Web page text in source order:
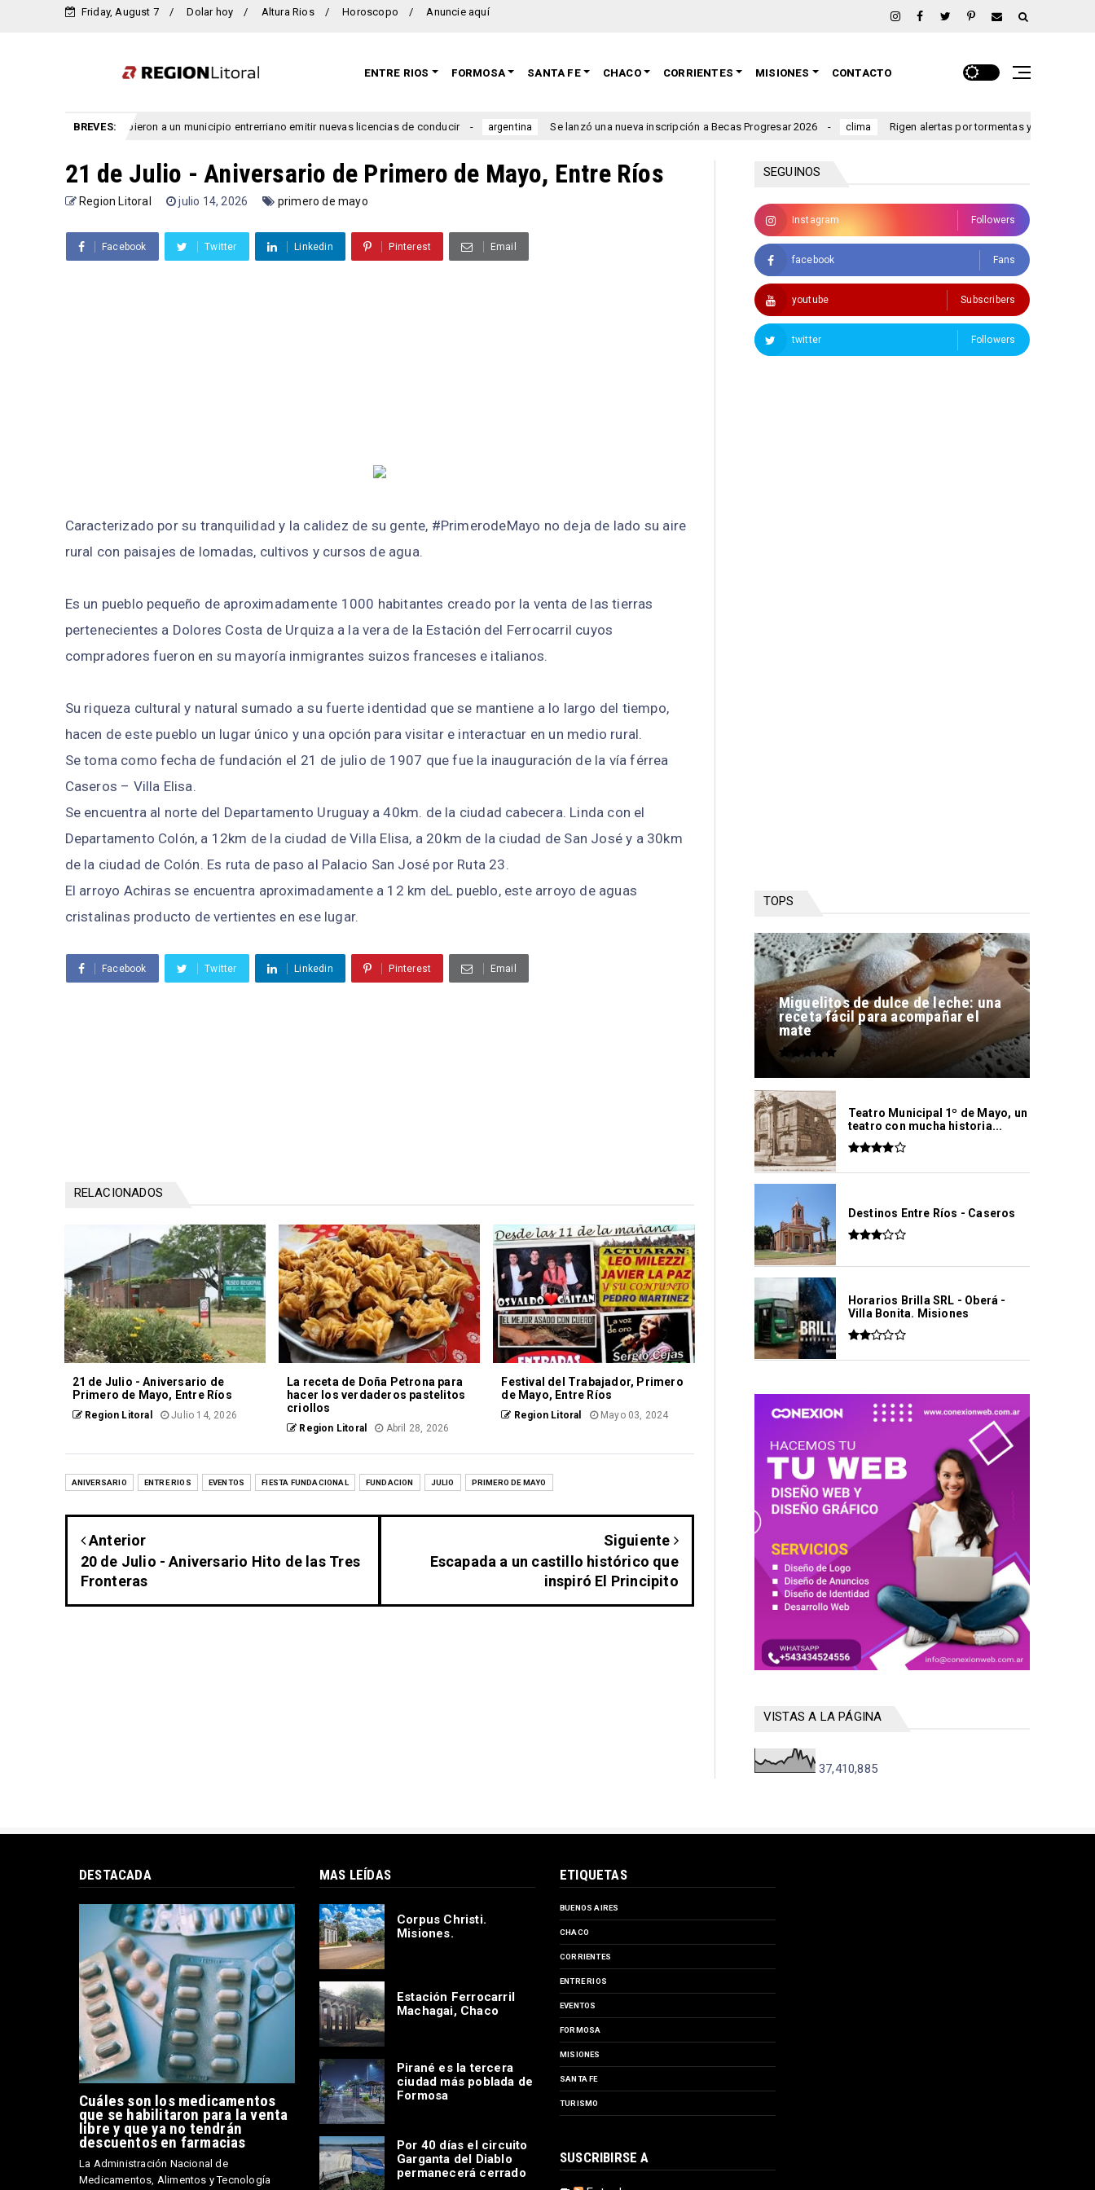
Friday, August 7 Dolar hoy Altura Rios Horoscopo Anuncie aquí
ENTRE RIOS FORMOSA SANTA FE CHACO CORRIENTES MISIONES CONTACTO
BREVES:
Prohibieron a un municipio entrerriano emitir nuevas licencias de conducir argentina Se lanzó una nueva inscripción a Becas Progresar 2026 clima Rigen alertas por tormentas y viento para Entre
21 de Julio - Aniversario de Primero de Mayo, Entre Ríos
Region Litoral julio 14, 2026 primero de mayo
Facebook Twitter Linkedin Pinterest Email
Caracterizado por su tranquilidad y la calidez de su gente, #PrimerodeMayo no deja de lado su aire
rural con paisajes de lomadas, cultivos y cursos de agua.
Es un pueblo pequeño de aproximadamente 1000 habitantes creado por la venta de las tierras
pertenecientes a Dolores Costa de Urquiza a la vera de la Estación del Ferrocarril cuyos
compradores fueron en su mayoría inmigrantes suizos franceses e italianos.
Su riqueza cultural y natural sumado a su fuerte identidad que se mantiene a lo largo del tiempo,
hacen de este pueblo un lugar único y una opción para visitar e interactuar en un medio rural.
Se toma como fecha de fundación el 21 de julio de 1907 que fue la inauguración de la vía férrea
Caseros – Villa Elisa.
Se encuentra al norte del Departamento Uruguay a 40km. de la ciudad cabecera. Linda con el
Departamento Colón, a 12km de la ciudad de Villa Elisa, a 20km de la ciudad de San José y a 30km
de la ciudad de Colón. Es ruta de paso al Palacio San José por Ruta 23.
El arroyo Achiras se encuentra aproximadamente a 12 km deL pueblo, este arroyo de aguas
cristalinas producto de vertientes en ese lugar.
Facebook Twitter Linkedin Pinterest Email
RELACIONADOS
21 de Julio - Aniversario de
Primero de Mayo, Entre Ríos
Region Litoral Julio 14, 2026
La receta de Doña Petrona para
hacer los verdaderos pastelitos
criollos
Region Litoral Abril 28, 2026
Festival del Trabajador, Primero
de Mayo, Entre Ríos
Region Litoral Mayo 03, 2024
ANIVERSARIO ENTRE RIOS EVENTOS FIESTA FUNDACIONAL FUNDACION JULIO PRIMERO DE MAYO
Anterior
20 de Julio - Aniversario Hito de las Tres
Fronteras
Siguiente
Escapada a un castillo histórico que
inspiró El Principito
SEGUINOS
Instagram Followers
facebook Fans
youtube Subscribers
twitter Followers
TOPS
Miguelitos de dulce de leche: una
receta fácil para acompañar el
mate
Teatro Municipal 1º de Mayo, un
teatro con mucha historia...
Destinos Entre Ríos - Caseros
Horarios Brilla SRL - Oberá -
Villa Bonita. Misiones
VISTAS A LA PÁGINA
37,410,885
DESTACADA
Cuáles son los medicamentos
que se habilitaron para la venta
libre y que ya no tendrán
descuentos en farmacias
La Administración Nacional de
Medicamentos, Alimentos y Tecnología
MAS LEÍDAS
Corpus Christi.
Misiones.
Estación Ferrocarril
Machagai, Chaco
Pirané es la tercera
ciudad más poblada de
Formosa
Por 40 días el circuito
Garganta del Diablo
permanecerá cerrado
ETIQUETAS
BUENOS AIRES
CHACO
CORRIENTES
ENTRE RIOS
EVENTOS
FORMOSA
MISIONES
SANTA FE
TURISMO
SUSCRIBIRSE A